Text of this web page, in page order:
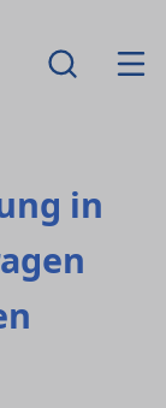
in